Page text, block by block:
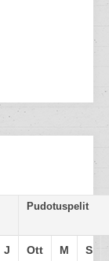
Pudotuspelit
J Ott M S